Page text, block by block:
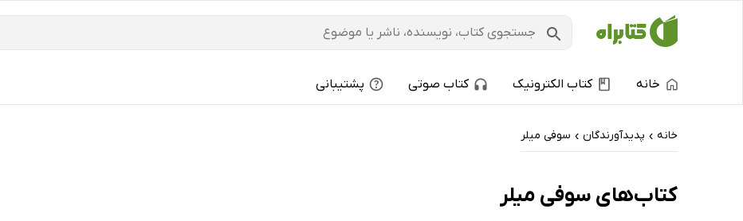
خانه کتاب الکترونیک کتاب صوتی پشتیبانی
خانه › پدیدآورندگان › سوفی میلر
کتاب‌های سوفی میلر